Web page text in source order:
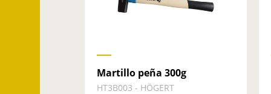
Martillo peña 300g
HT3B003 - HÖGERT